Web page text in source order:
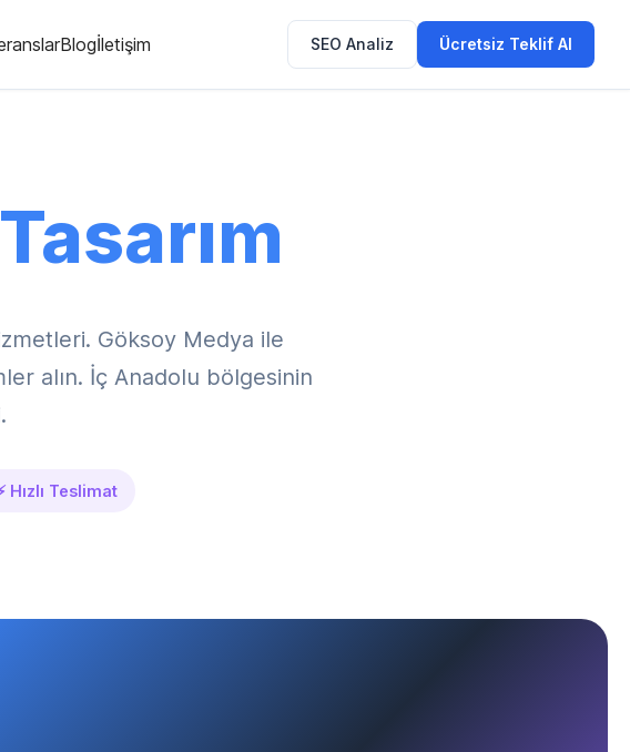
Blogİletişim SEO Analiz Ücretsiz Teklif Al
Göksoy Medya ile
alın. İç Anadolu bölgesinin
Hızlı Teslimat